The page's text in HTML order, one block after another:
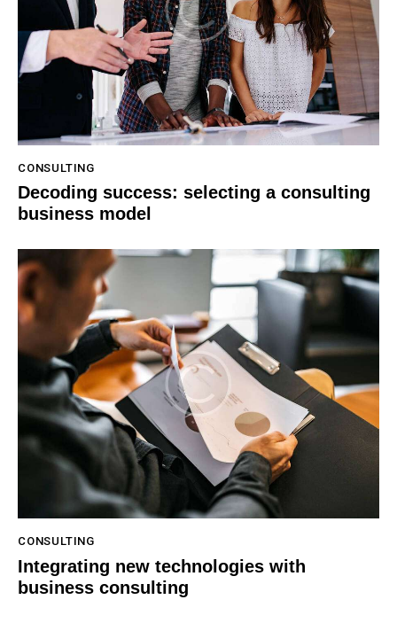
CONSULTING
Decoding success: selecting a consulting
business model
CONSULTING
Integrating new technologies with
business consulting